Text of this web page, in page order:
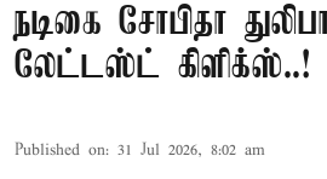
நடிகை சோபிதா
லேட்டஸ்ட் கிளிக்ஸ்..!
Published on: 31 Jul 2026, 8:02 am